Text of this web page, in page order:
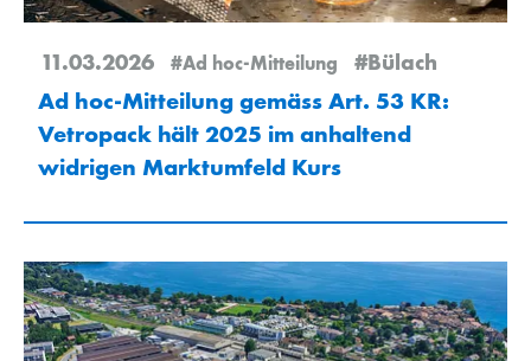
11.03.2026 #Ad hoc-Mitteilung #Bülach
Ad hoc-Mitteilung gemäss Art. 53 KR:
Vetropack hält 2025 im anhaltend
widrigen Marktumfeld Kurs